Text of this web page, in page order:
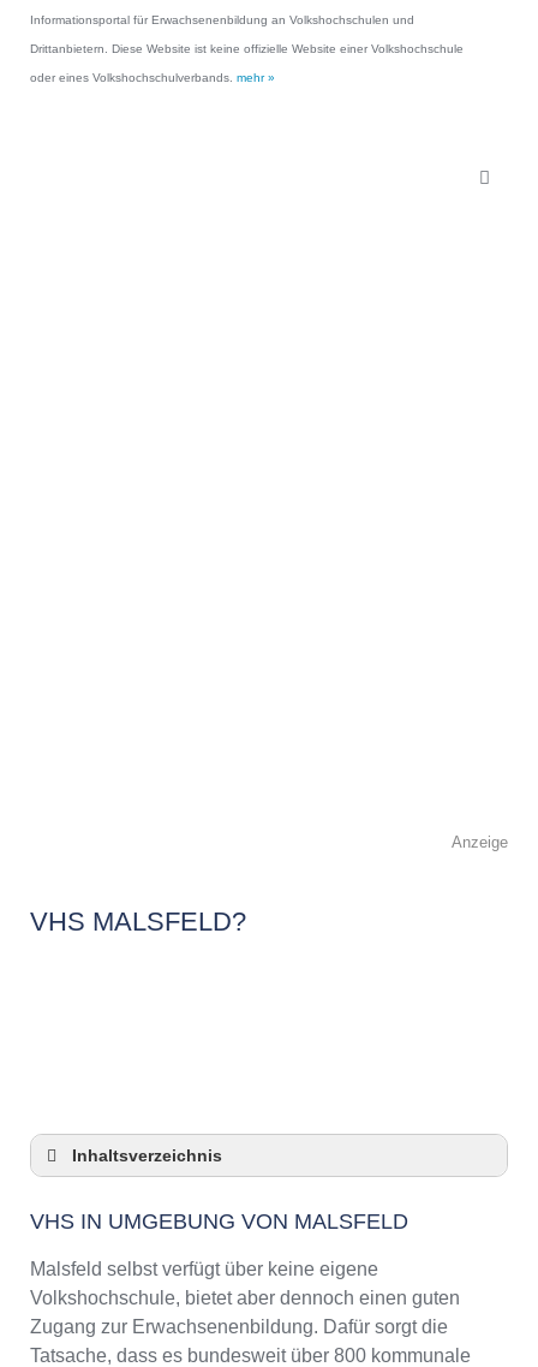
Informationsportal für Erwachsenenbildung an Volkshochschulen und
Drittanbietern. Diese Website ist keine offizielle Website einer Volkshochschule
oder eines Volkshochschulverbands. mehr »
Anzeige
VHS MALSFELD?
Inhaltsverzeichnis
3 Quicktipps
Checkliste: VHS-Kurse rund um Malsfeld
Keine VHS in Malsfeld
Online-Kurse: Pro und Contra
VHS IN UMGEBUNG VON MALSFELD
Malsfeld selbst verfügt über keine eigene
Volkshochschule, bietet aber dennoch einen guten
Zugang zur Erwachsenenbildung. Dafür sorgt die
Tatsache, dass es bundesweit über 800 kommunale